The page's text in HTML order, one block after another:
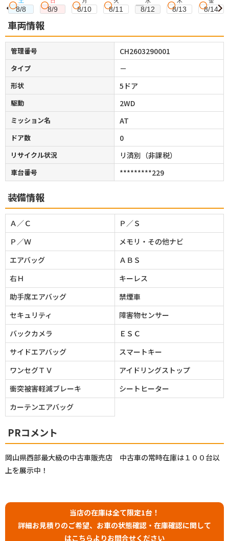
8/8 8/9 8/10 8/11 8/12 8/13 8/14
車両情報
管理番号 CH2603290001
タイプ －
形状 5ドア
駆動 2WD
ミッション名 AT
ドア数 0
リサイクル状況 リ済別（非課税）
車台番号 *********229
装備情報
Ａ／Ｃ
Ｐ／Ｓ
Ｐ／Ｗ
メモリ・その他ナビ
エアバッグ
ＡＢＳ
右Ｈ
キーレス
助手席エアバッグ
禁煙車
セキュリティ
障害物センサー
バックカメラ
ＥＳＣ
サイドエアバッグ
スマートキー
ワンセグＴＶ
アイドリングストップ
衝突被害軽減ブレーキ
シートヒーター
カーテンエアバッグ
PRコメント
岡山県西部最大級の中古車販売店 中古車の常時在庫は１００台以
上を展示中！
当店の在庫は全て限定1台！
詳細お見積りのご希望、お車の状態確認・在庫確認に関して
はこちらよりお問合せください